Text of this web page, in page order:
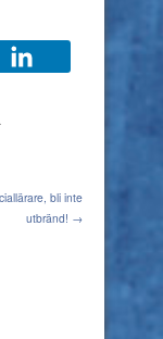
bli inte
utbränd! →